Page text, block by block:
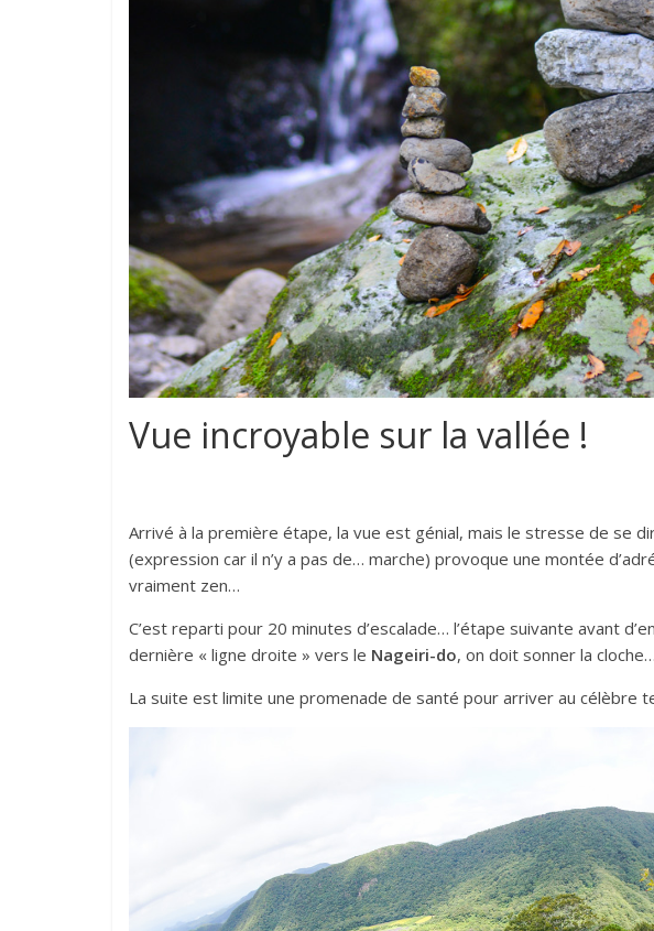
Vue incroyable sur la vallée !
Arrivé à la première étape, la vue est génial, mais le stresse de se
(expression car il n’y a pas de… marche) provoque une montée
vraiment zen…
C’est reparti pour 20 minutes d’escalade… l’étape suivante avant
dernière « ligne droite » vers le Nageiri-do, on doit sonner la cloche…
La suite est limite une promenade de santé pour arriver au célèbre